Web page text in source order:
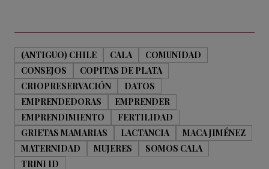
(ANTIGUO) CHILE CALA
COMUNIDAD
CONSEJOS
COPITAS DE PLATA
CRIOPRESERVACIÓN
DATOS
EMPRENDEDORAS
EMPRENDER
EMPRENDIMIENTO
FERTILIDAD
GRIETAS MAMARIAS
LACTANCIA
MACA JIMÉNEZ
MATERNIDAD
MUJERES
SOMOS CALA
TRINI ID